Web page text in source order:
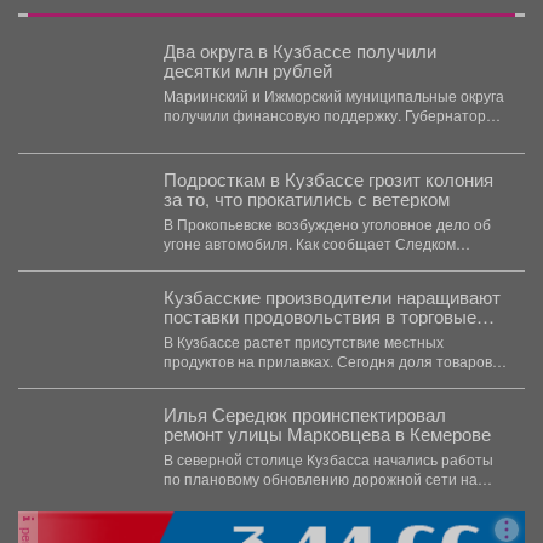
Два округа в Кузбассе получили
десятки млн рублей
Мариинский и Ижморский муниципальные округа
получили финансовую поддержку. Губернатор
Подросткам в Кузбассе грозит колония
за то, что прокатились с ветерком
В Прокопьевске возбуждено уголовное дело об
угоне автомобиля. Как сообщает Следком
Кузбасские производители наращивают
поставки продовольствия в торговые
сети региона
В Кузбассе растет присутствие местных
продуктов на прилавках. Сегодня доля товаров,
Илья Середюк проинспектировал
ремонт улицы Марковцева в Кемерове
В северной столице Кузбасса начались работы
по плановому обновлению дорожной сети на